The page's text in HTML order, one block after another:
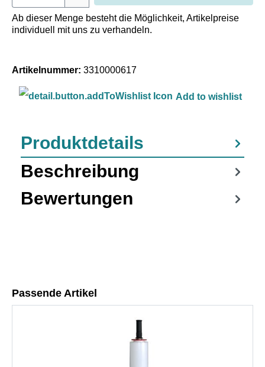
Ab dieser Menge besteht die Möglichkeit, Artikelpreise
individuell mit uns zu verhandeln.
Artikelnummer: 3310000617
Add to wishlist
Produktdetails
Beschreibung
Bewertungen
Passende Artikel